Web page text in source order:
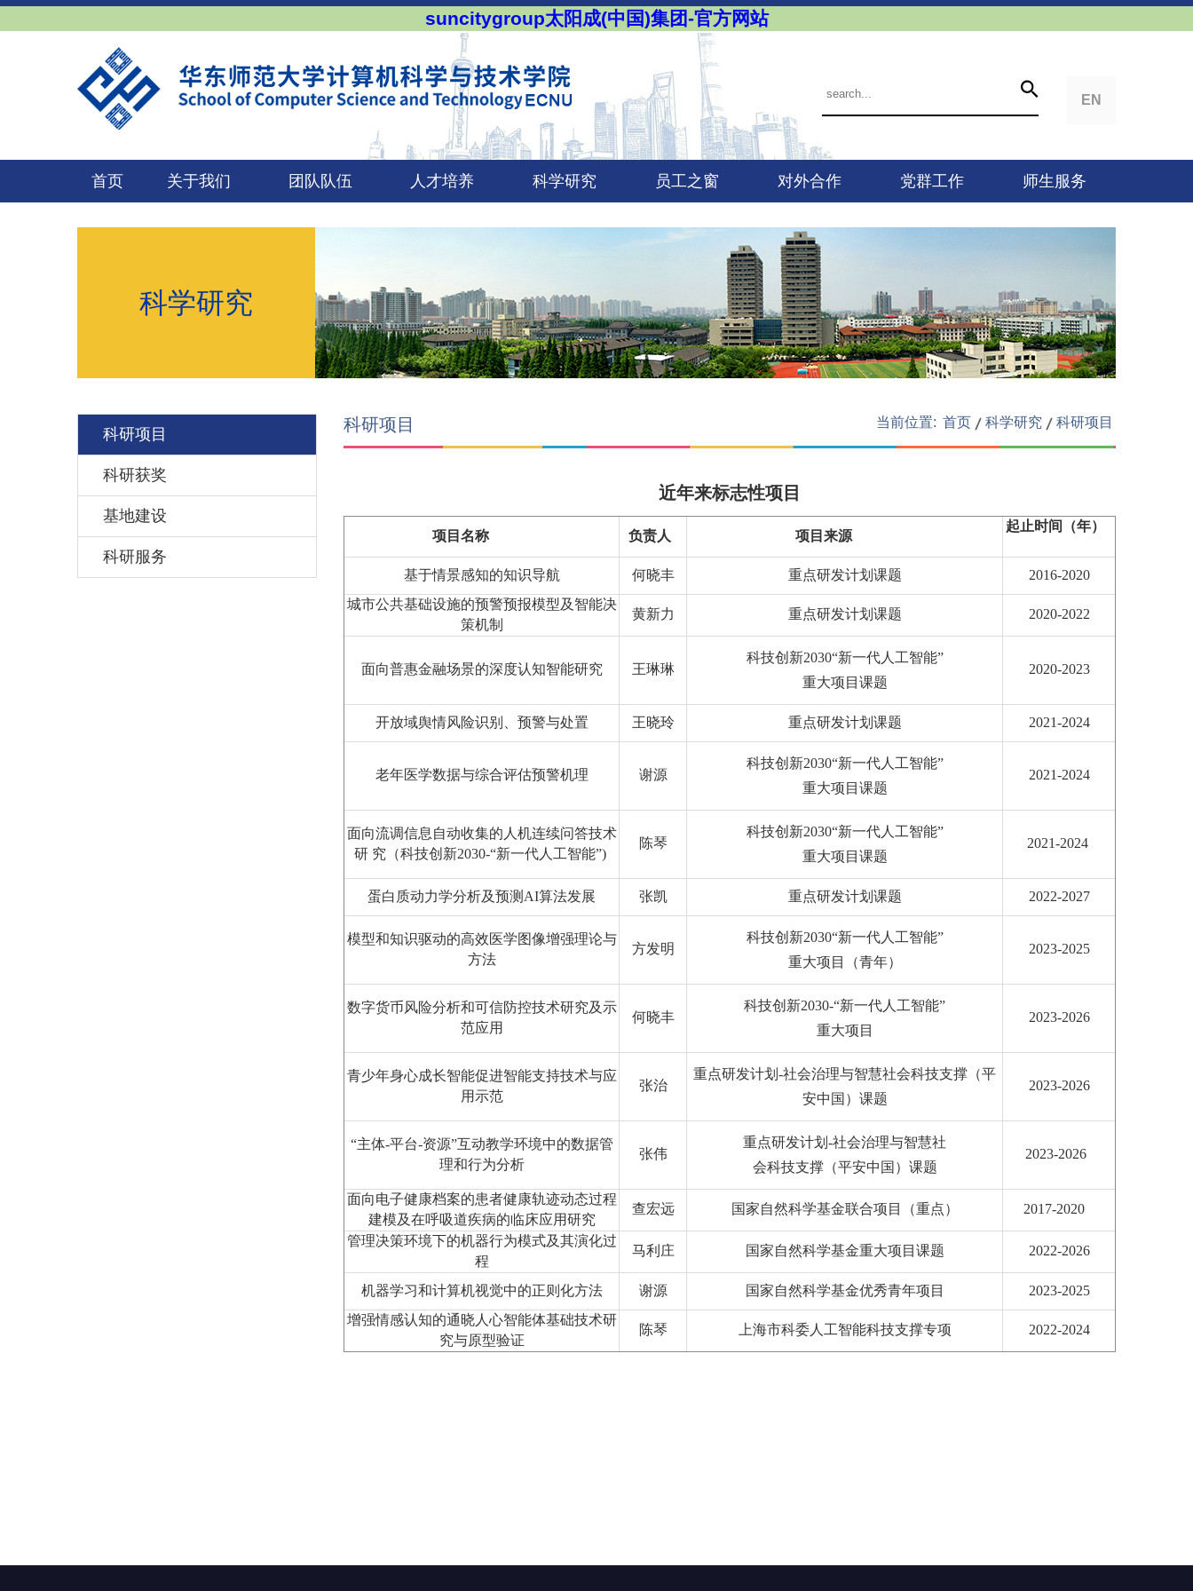
suncitygroup太阳成(中国)集团-官方网站
EN
首页 关于我们 团队队伍 人才培养 科学研究 员工之窗 对外合作 党群工作 师生服务
科学研究
科研项目
科研获奖
基地建设
科研服务
科研项目 当前位置: 首页 科学研究 科研项目
近年来标志性项目
项目名称 负责人 项目来源
起止时间（年）
基于情景感知的知识导航 何晓丰 重点研发计划课题
2016-2020
城市公共基础设施的预警预报模型及智能决
策机制
黄新力 重点研发计划课题 2020-2022
面向普惠金融场景的深度认知智能研究 王琳琳
科技创新2030“新一代人工智能”
重大项目课题
2020-2023
开放域舆情风险识别、预警与处置 王晓玲 重点研发计划课题 2021-2024
老年医学数据与综合评估预警机理 谢源
科技创新2030“新一代人工智能”
重大项目课题
2021-2024
面向流调信息自动收集的人机连续问答技术
研 究（科技创新2030-“新一代人工智能”)
陈琴
科技创新2030“新一代人工智能”
重大项目课题
2021-2024
蛋白质动力学分析及预测AI算法发展 张凯 重点研发计划课题 2022-2027
模型和知识驱动的高效医学图像增强理论与
方法
方发明
科技创新2030“新一代人工智能”
重大项目（青年）
2023-2025
数字货币风险分析和可信防控技术研究及示
范应用
何晓丰
科技创新2030-“新一代人工智能”
重大项目
2023-2026
青少年身心成长智能促进智能支持技术与应
用示范
张治
重点研发计划-社会治理与智慧社会科技支撑（平
安中国）课题
2023-2026
“主体-平台-资源”互动教学环境中的数据管
理和行为分析
张伟
重点研发计划-社会治理与智慧社
会科技支撑（平安中国）课题
2023-2026
面向电子健康档案的患者健康轨迹动态过程
建模及在呼吸道疾病的临床应用研究
查宏远 国家自然科学基金联合项目（重点） 2017-2020
管理决策环境下的机器行为模式及其演化过
程
马利庄 国家自然科学基金重大项目课题 2022-2026
机器学习和计算机视觉中的正则化方法 谢源 国家自然科学基金优秀青年项目
2023-2025
增强情感认知的通晓人心智能体基础技术研
究与原型验证
陈琴 上海市科委人工智能科技支撑专项 2022-2024